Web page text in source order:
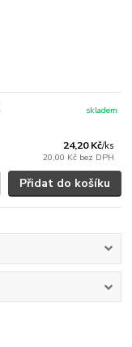
24,20 Kč/ks
20,00 Kč bez DPH
skladem
Přidat do košíku